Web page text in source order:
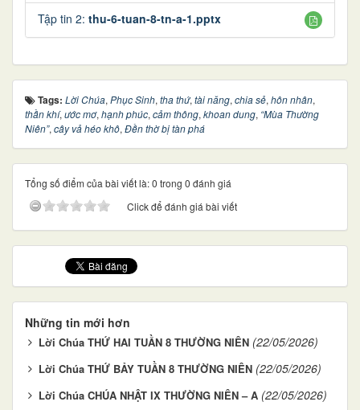
Tập tin 2: thu-6-tuan-8-tn-a-1.pptx
Tags: Lời Chúa, Phục Sinh, tha thứ, tài năng, chia sẻ, hôn nhân,
thần khí, ước mơ, hạnh phúc, cảm thông, khoan dung, “Mùa Thường
Niên”, cây vả héo khô, Đền thờ bị tàn phá
Tổng số điểm của bài viết là: 0 trong 0 đánh giá
Click để đánh giá bài viết
Những tin mới hơn
Lời Chúa THỨ HAI TUẦN 8 THƯỜNG NIÊN (22/05/2026)
Lời Chúa THỨ BẢY TUẦN 8 THƯỜNG NIÊN (22/05/2026)
Lời Chúa CHÚA NHẬT IX THƯỜNG NIÊN – A (22/05/2026)